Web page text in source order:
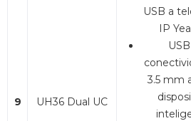
9 UH36 Dual UC
USB a
IP
3.5 mm